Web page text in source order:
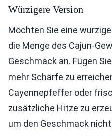
Würzigere Version
Möchten Sie eine
die Menge des Cajun-
Geschmack an. Fügen
mehr Schärfe zu
Cayennepfeffer oder
zusätzliche Hitze zu
um den Geschmack